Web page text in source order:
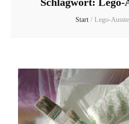
Start / Lego-